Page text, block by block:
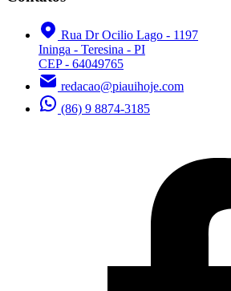
Rua Dr Ocilio Lago - 1197
Ininga - Teresina - PI
CEP - 64049765
redacao@piauihoje.com
(86) 9 8874-3185